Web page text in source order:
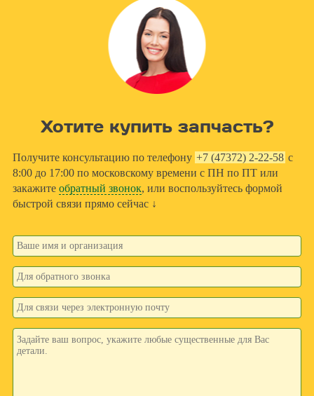
Хотите купить запчасть?
Получите консультацию по телефону +7 (47372) 2-22-58 с
8:00 до 17:00 по московскому времени с ПН по ПТ или
закажите обратный звонок, или воспользуйтесь формой
быстрой связи прямо сейчас ↓